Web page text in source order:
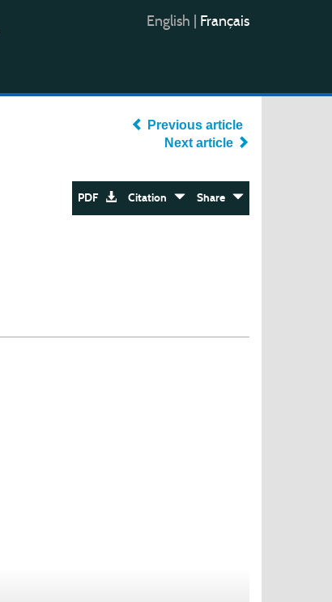
English Français
Previous article
Next article
PDF Citation Share